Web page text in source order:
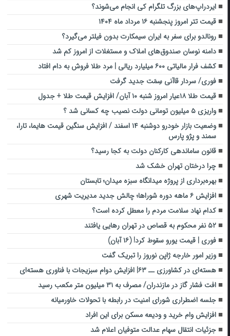
ایردراپ‌های بزرگ تلگرام کی انجام می‌شوند؟
قیمت تتر امروز پنجشنبه ۱۶ مرداد ماه ۱۴۰۴
رونالدو برای سفر به ایران سیمکارت بدون فیلتر می‌گیرد؟
دامنه نوسان صندوق‌های املاک و مستغلات از امروز کم شد
کشف فرار مالیاتی ۶۰۰ میلیارد ریالی | مرد طلا فروش به دام افتاد
فوری/ سردار قاآنی سِمَت جدید گرفت
قیمت طلا ۱۸عیار امروز شنبه ۱۰ آبان/ افزایش قیمت طلا + جدول
واریزی ۵ میلیون تومانی دولت نصیب چه کسانی شد ؟
وضعیت بازار خودرو دوشنبه ۱۴ اسفند / افزایش سنگین قیمت هایما، تارا،
سمند و پژو پارس
قانون ساماندهی کارکنان دولت به کجا رسید؟
چرا درختان تهران خشک شد
بهره‌برداری از پروژه میدانگاه سبزه میدان؛ تابستان
افزایش ۶ ماهه دوره شوراها؛ چالش جدید مدیریت شهری
کدام نهاد سلامت مردم را معطل کرده است؟
۵۲ نفر محکوم به قصاص در تهران رهایی یافتند
فوری | قیمت یورو سقوط کرد! (۱۶ آبان)
وزیر امور خارجه ژاپن نوروز را تبریک گفت
هسته‌ای در کشاورزی ــ ۶۳| افزایش دوام سبزیجات با فناوری هسته‌ای
افت فشار گاز در مازندران/ مصرف به ۳۱ میلیون متر مکعب رسید
جلسه اضطراری شورای امنیت در رابطه با تحولات خاورمیانه
افزایش وام خرید و ودیعه مسکن برای این افراد
جزئیات انتقال سهام عدالت متوفیان اعلام شد